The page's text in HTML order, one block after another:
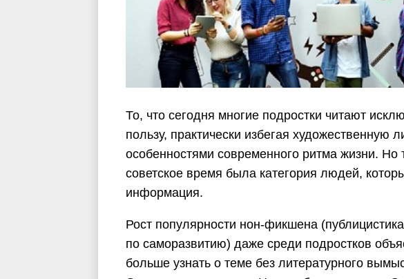
То, что сегодня многие подростки читают
пользу, практически избегая художественную
особенностями современного ритма жизни.
советское время была категория людей,
информация.
Рост популярности нон-фикшена
по саморазвитию) даже среди подростков
больше узнать о теме без литературного